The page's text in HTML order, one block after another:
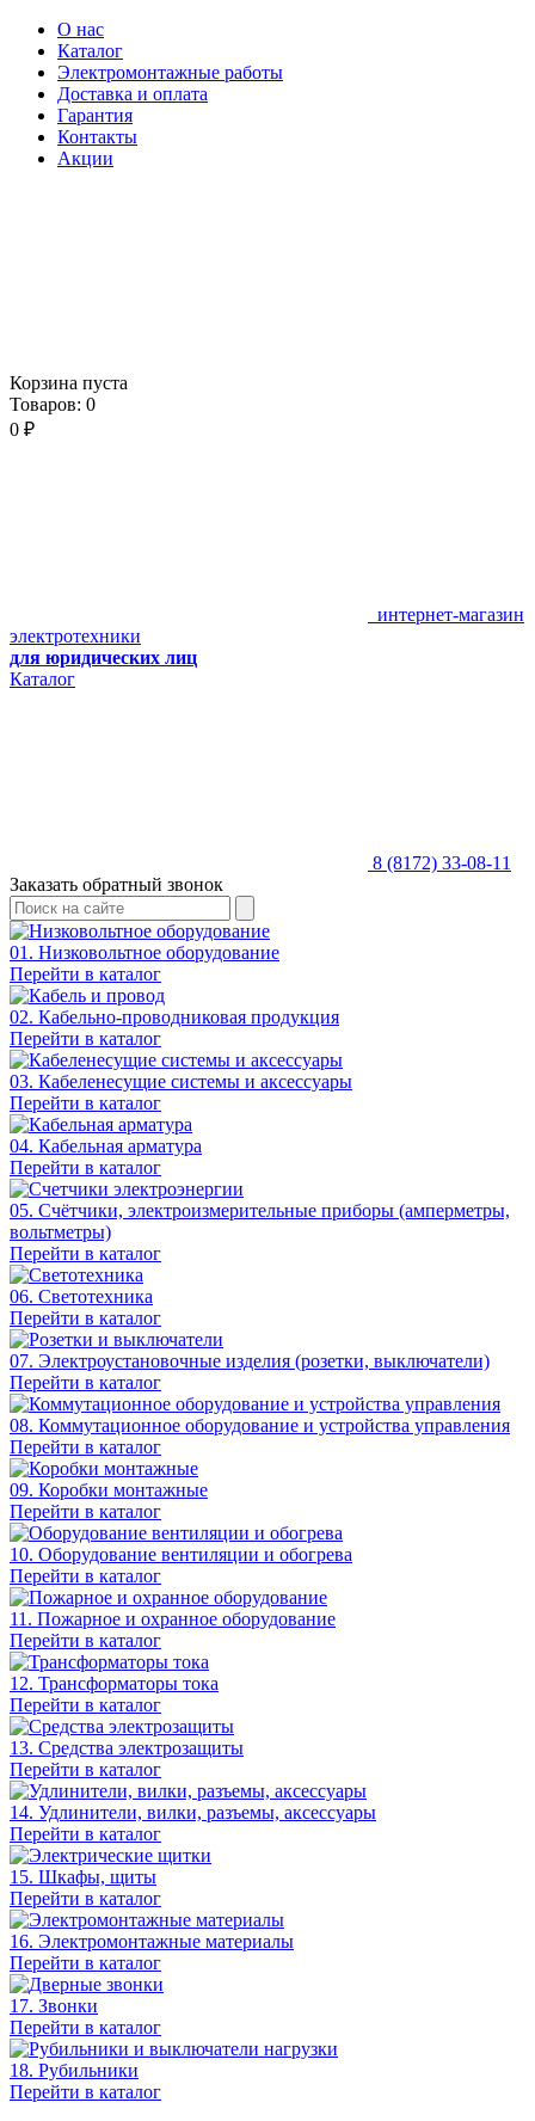
О нас
Каталог
Электромонтажные работы
Доставка и оплата
Гарантия
Контакты
Акции
Корзина пуста
Товаров: 0
0 ₽
интернет-магазин
электротехники
для юридических лиц
Каталог
8 (8172) 33-08-11
Заказать обратный звонок
01. Низковольтное оборудование
Перейти в каталог
02. Кабельно-проводниковая продукция
Перейти в каталог
03. Кабеленесущие системы и аксессуары
Перейти в каталог
04. Кабельная арматура
Перейти в каталог
05. Счётчики, электроизмерительные приборы (амперметры,
вольтметры)
Перейти в каталог
06. Светотехника
Перейти в каталог
07. Электроустановочные изделия (розетки, выключатели)
Перейти в каталог
08. Коммутационное оборудование и устройства управления
Перейти в каталог
09. Коробки монтажные
Перейти в каталог
10. Оборудование вентиляции и обогрева
Перейти в каталог
11. Пожарное и охранное оборудование
Перейти в каталог
12. Трансформаторы тока
Перейти в каталог
13. Средства электрозащиты
Перейти в каталог
14. Удлинители, вилки, разъемы, аксессуары
Перейти в каталог
15. Шкафы, щиты
Перейти в каталог
16. Электромонтажные материалы
Перейти в каталог
17. Звонки
Перейти в каталог
18. Рубильники
Перейти в каталог